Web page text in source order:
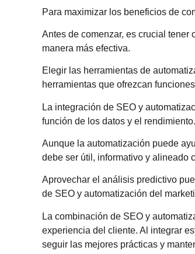
Para maximizar los beneficios de
Antes de comenzar, es crucial
manera más efectiva.
Elegir las herramientas de
herramientas que ofrezcan
La integración de SEO y
función de los datos y el rendimiento.
Aunque la automatización puede
debe ser útil, informativo y alineado
Aprovechar el análisis predictivo
de SEO y automatización del
La combinación de SEO y
experiencia del cliente. Al integrar
seguir las mejores prácticas y